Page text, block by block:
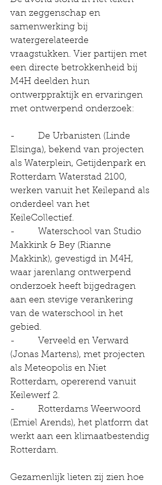
van zeggenschap en
samenwerking bij
watergerelateerde
vraagstukken. Vier partijen met
een directe betrokkenheid bij
M4H deelden hun
ontwerppraktijk en ervaringen
met ontwerpend onderzoek:
-         De Urbanisten (Linde
Elsinga), bekend van projecten
als Waterplein, Getijdenpark en
Rotterdam Waterstad 2100,
werken vanuit het Keilepand als
onderdeel van het
KeileCollectief.
-         Waterschool van Studio
Makkink & Bey (Rianne
Makkink), gevestigd in M4H,
waar jarenlang ontwerpend
onderzoek heeft bijgedragen
aan een stevige verankering
van de waterschool in het
gebied.
-         Verveeld en Verward
(Jonas Martens), met projecten
als Meteopolis en Niet
Rotterdam, opererend vanuit
Keilewerf 2.
-         Rotterdams Weerwoord
(Emiel Arends), het platform dat
werkt aan een klimaatbestendig
Rotterdam.
Gezamenlijk lieten zij zien hoe